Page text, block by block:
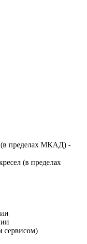
(в пределах МКАД) -
(в пределах
сервисом)